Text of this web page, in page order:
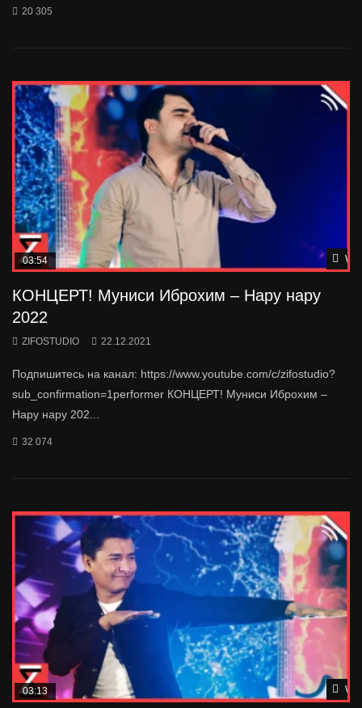
20 305
03:54
КОНЦЕРТ! Муниси Иброхим – Нару нару
2022
ZIFOSTUDIO 22.12.2021
Подпишитесь на канал: https://www.youtube.com/c/zifostudio?
sub_confirmation=1performer КОНЦЕРТ! Муниси Иброхим –
Нару нару 202...
32 074
03:13